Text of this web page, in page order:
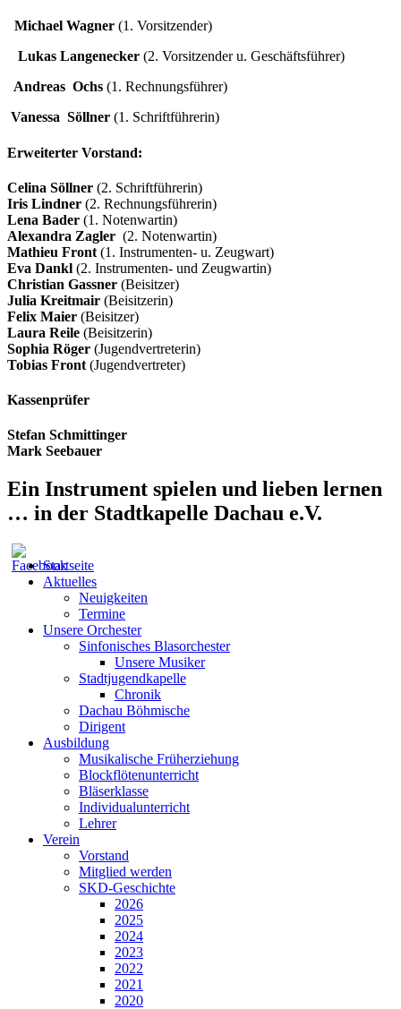
Michael Wagner (1. Vorsitzender)
Lukas Langenecker (2. Vorsitzender u. Geschäftsführer)
Andreas Ochs (1. Rechnungsführer)
Vanessa Söllner (1. Schriftführerin)
Erweiterter Vorstand:
Celina Söllner (2. Schriftführerin)
Iris Lindner (2. Rechnungsführerin)
Lena Bader (1. Notenwartin)
Alexandra Zagler (2. Notenwartin)
Mathieu Front (1. Instrumenten- u. Zeugwart)
Eva Dankl (2. Instrumenten- und Zeugwartin)
Christian Gassner (Beisitzer)
Julia Kreitmair (Beisitzerin)
Felix Maier (Beisitzer)
Laura Reile (Beisitzerin)
Sophia Röger (Jugendvertreterin)
Tobias Front (Jugendvertreter)
Kassenprüfer
Stefan Schmittinger
Mark Seebauer
Ein Instrument spielen und lieben lernen
… in der Stadtkapelle Dachau e.V.
Startseite
Aktuelles
Neuigkeiten
Termine
Unsere Orchester
Sinfonisches Blasorchester
Unsere Musiker
Stadtjugendkapelle
Chronik
Dachau Böhmische
Dirigent
Ausbildung
Musikalische Früherziehung
Blockflötenunterricht
Bläserklasse
Individual­unterricht
Lehrer
Verein
Vorstand
Mitglied werden
SKD-Geschichte
2026
2025
2024
2023
2022
2021
2020